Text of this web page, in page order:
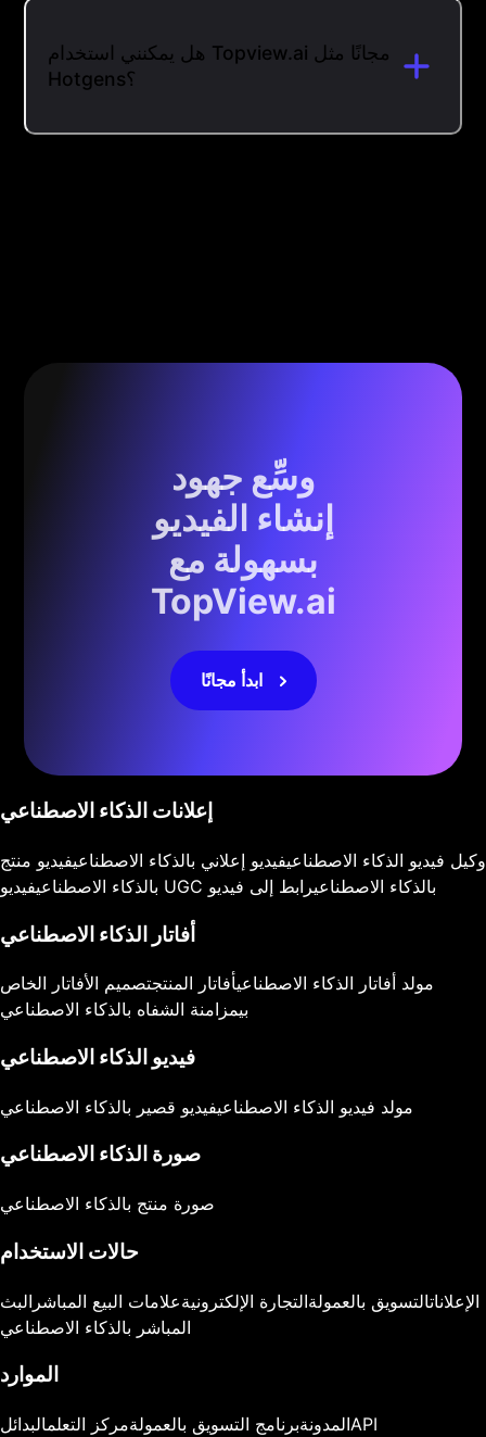
هل يمكنني استخدام Topview.ai مجانًا مثل
Hotgens؟
وسِّع جهود
إنشاء الفيديو
بسهولة مع
TopView.ai
ابدأ مجانًا
إعلانات الذكاء الاصطناعي
وكيل فيديو الذكاء الاصطناعيفيديو إعلاني بالذكاء الاصطناعيفيديو منتج
بالذكاء الاصطناعي
فيديو UGC بالذكاء الاصطناعيرابط إلى فيديو
أفاتار الذكاء الاصطناعي
مولد أفاتار الذكاء الاصطناعيأفاتار المنتجتصميم الأفاتار الخاص
بيمزامنة الشفاه بالذكاء الاصطناعي
فيديو الذكاء الاصطناعي
مولد فيديو الذكاء الاصطناعيفيديو قصير بالذكاء الاصطناعي
صورة الذكاء الاصطناعي
صورة منتج بالذكاء الاصطناعي
حالات الاستخدام
الإعلاناتالتسويق بالعمولةالتجارة الإلكترونيةعلامات البيع المباشر البث
المباشر بالذكاء الاصطناعي
الموارد
المدونةبرنامج التسويق بالعمولةمركز التعلمالبدائل API